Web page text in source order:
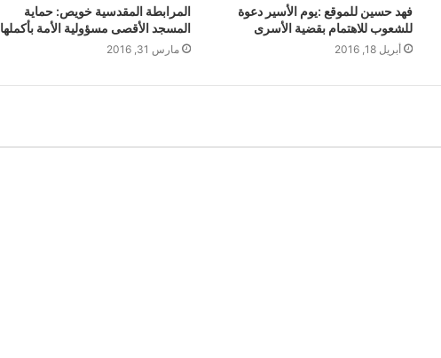
فهد حسين للموقع :يوم الأسير دعوة
للشعوب للاهتمام بقضية الأسرى
أبريل 18, 2016
المرابطة المقدسية خويص: حماية
المسجد الأقصى مسؤولية الأمة بأكملها
مارس 31, 2016